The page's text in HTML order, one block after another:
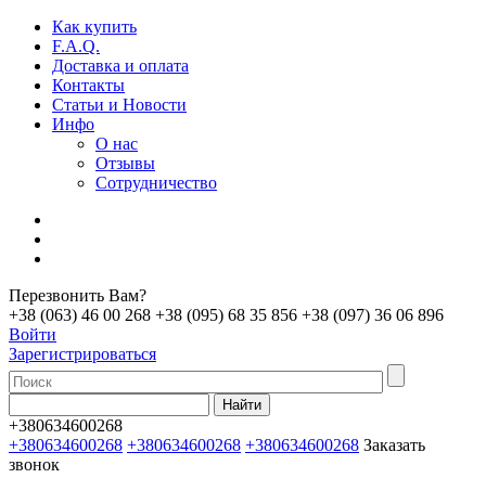
Как купить
F.A.Q.
Доставка и оплата
Контакты
Статьи и Новости
Инфо
О нас
Отзывы
Сотрудничество
Перезвонить Вам?
+38 (063) 46 00 268 +38 (095) 68 35 856 +38 (097) 36 06 896
Войти
Зарегистрироваться
+380634600268
+380634600268 +380634600268 +380634600268 Заказать
звонок